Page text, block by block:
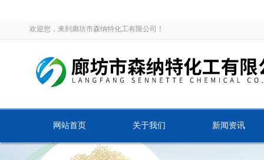
欢迎您，来到廊坊市森纳特化工有限公司！
网站首页 关于我们 新闻资讯